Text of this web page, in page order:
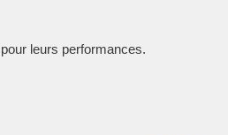
leurs performances.